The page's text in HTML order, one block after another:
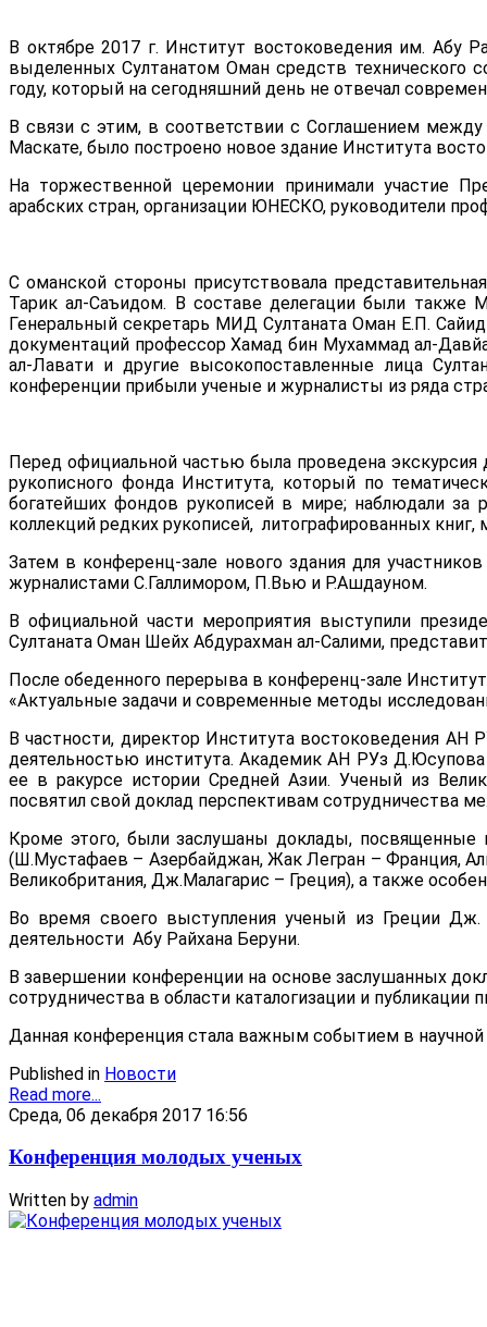
В октябре 2017 г. Институт востоковедения им. Абу
выделенных Султанатом Оман средств технического
году, который на сегодняшний день не отвечал
В связи с этим, в соответствии с Соглашением между
Маскате, было построено новое здание Института
На торжественной церемонии принимали участие
арабских стран, организации ЮНЕСКО, руководители
С оманской стороны присутствовала
Тарик ал-Саъидом. В составе делегации были
Генеральный секретарь МИД Султаната Оман Е.П.
документаций профессор Хамад бин Мухаммад ал-
ал-Лавати и другие высокопоставленные лица
конференции прибыли ученые и журналисты из ряда
Перед официальной частью была проведена
рукописного фонда Института, который по
богатейших фондов рукописей в мире; наблюдали за
коллекций редких рукописей, литографированных
Затем в конференц-зале нового здания для
журналистами С.Галлимором, П.Вью и Р.Ашдауном.
В официальной части мероприятия выступили
Султаната Оман Шейх Абдурахман ал-Салими,
После обеденного перерыва в конференц-зале
«Актуальные задачи и современные методы
В частности, директор Института востоковедения АН
деятельностью института. Академик АН РУз
ее в ракурсе истории Средней Азии. Ученый из
посвятил свой доклад перспективам сотрудничества
Кроме этого, были заслушаны доклады, посвященные
(Ш.Мустафаев – Азербайджан, Жак Легран – Франция,
Великобритания, Дж.Малагарис – Греция), а также
Во время своего выступления ученый из Греции
деятельности Абу Райхана Беруни.
В завершении конференции на основе заслушанных
сотрудничества в области каталогизации и публикации
Данная конференция стала важным событием в научной
Published in Новости
Read more...
Среда, 06 декабря 2017 16:56
Конференция молодых ученых
Written by admin